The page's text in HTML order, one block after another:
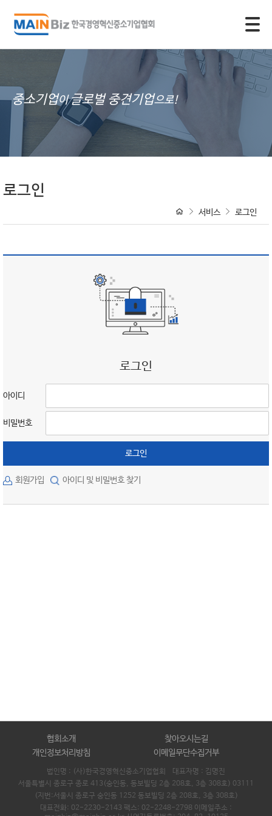
중소기업이글로벌 중견기업으로!
로그인
서비스 로그인
로그인
아이디
비밀번호
로그인
회원가입 아이디 및 비밀번호 찾기
협회소개
찾아오시는길
개인정보처리방침
이메일무단수집거부
법인명 : (사)한국경영혁신중소기업협회 대표자명 : 김명진
서울특별시 종로구 종로 413(숭인동, 동보빌딩 2층 208호, 3층 308호) 03111
(지번:서울시 종로구 숭인동 1252 동보빌딩 2층 208호, 3층 308호)
대표전화: 02-2230-2143 팩스: 02-2248-2798 이메일주소 :